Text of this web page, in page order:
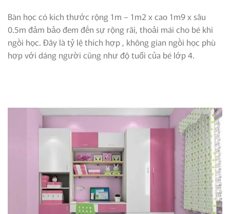
Bàn học có kích thước rộng 1m – 1m2 x cao 1m9 x sâu
0.5m đảm bảo đem đến sự rộng rãi, thoải mái cho bé khi
ngồi học. Đây là tỷ lệ thích hợp , không gian ngồi học phù
hợp với dáng người cũng như độ tuổi của bé lớp 4.